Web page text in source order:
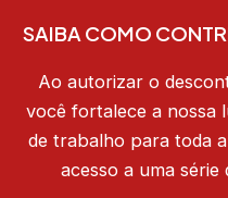
SAIBA COMO
Ao autorizar o
você fortalece a nossa
de trabalho para toda
acesso a uma